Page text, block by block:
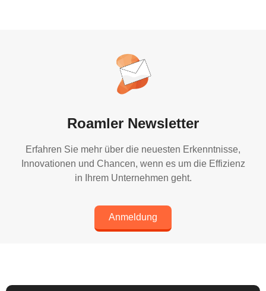
Roamler Newsletter
Erfahren Sie mehr über die neuesten Erkenntnisse,
Innovationen und Chancen, wenn es um die Effizienz
in Ihrem Unternehmen geht.
Anmeldung